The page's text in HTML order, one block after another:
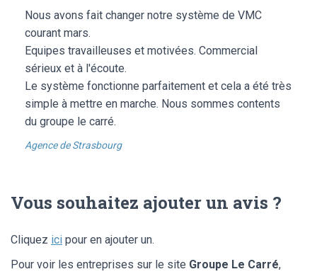
Nous avons fait changer notre système de VMC
courant mars.
Equipes travailleuses et motivées. Commercial
sérieux et à l'écoute.
Le système fonctionne parfaitement et cela a été très
simple à mettre en marche. Nous sommes contents
du groupe le carré.
Agence de Strasbourg
Vous souhaitez ajouter un avis ?
Cliquez ici pour en ajouter un.
Pour voir les entreprises sur le site Groupe Le Carré,